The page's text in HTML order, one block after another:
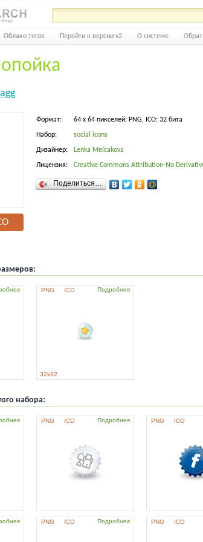
Облако тегов Перейти к версии v2 О системе
Формат: 64 x 64 пикселей; PNG, ICO; 32 бита
Набор: social icons
Дизайнер: Lenka Melcakova
Лицензия: Creative Commons Attribution-No
Поделиться…
PNG ICO Подробнее
32x32
набора:
PNG ICO Подробнее PNG ICO
PNG ICO Подробнее PNG ICO